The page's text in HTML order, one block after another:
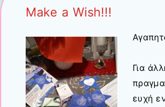
Make a Wish!!!
Για
ευχή